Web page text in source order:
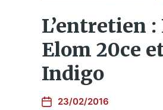
L’entretien
Elom 20ce
Indigo
23/02/2016